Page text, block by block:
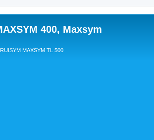
400, Maxsym
MAXSYM TL 500